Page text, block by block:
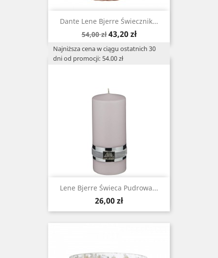
Dante Lene Bjerre Świecznik...
Cena
54,00 zł Cena
43,20 zł
Najniższa cena w ciągu ostatnich 30
dni od promocji: 54.00 zł
Lene Bjerre Świeca Pudrowa...
Cena
26,00 zł